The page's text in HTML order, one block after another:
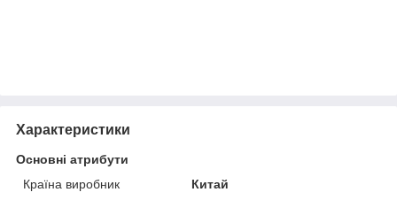
Характеристики
Основні атрибути
Країна виробник
Китай